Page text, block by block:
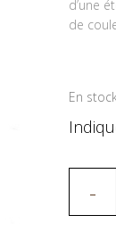
d’une
de
En
-